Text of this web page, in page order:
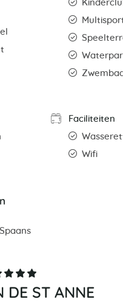
Zwembad
Faciliteiten
Wifi
Spaans
DE ST ANNE